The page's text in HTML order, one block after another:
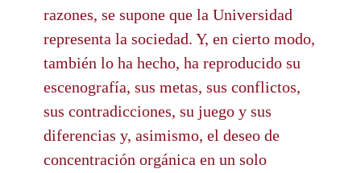
razones, se supone que la Universidad
representa la sociedad. Y, en cierto modo,
también lo ha hecho, ha reproducido su
escenografía, sus metas, sus conflictos,
sus contradicciones, su juego y sus
diferencias y, asimismo, el deseo de
concentración orgánica en un solo